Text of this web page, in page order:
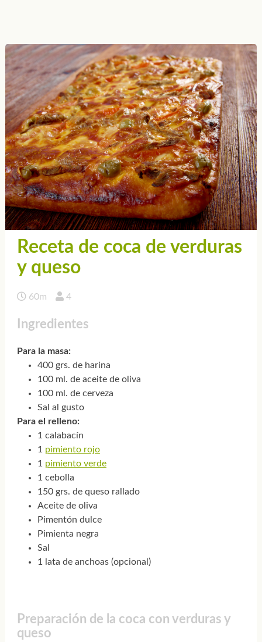
Receta de coca de verduras
y queso
60m 4
Ingredientes
Para la masa:
400 grs. de harina
100 ml. de aceite de oliva
100 ml. de cerveza
Sal al gusto
Para el relleno:
1 calabacín
1 pimiento rojo
1 pimiento verde
1 cebolla
150 grs. de queso rallado
Aceite de oliva
Pimentón dulce
Pimienta negra
Sal
1 lata de anchoas (opcional)
Preparación de la coca con verduras y
queso